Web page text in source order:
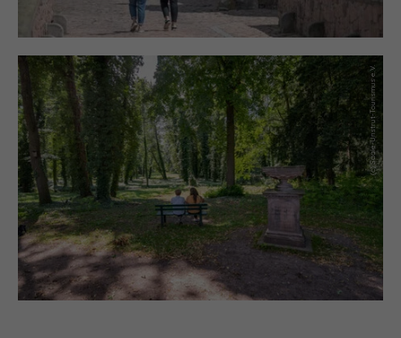
(c) Saale-Unstrut-Tourismus e.V.